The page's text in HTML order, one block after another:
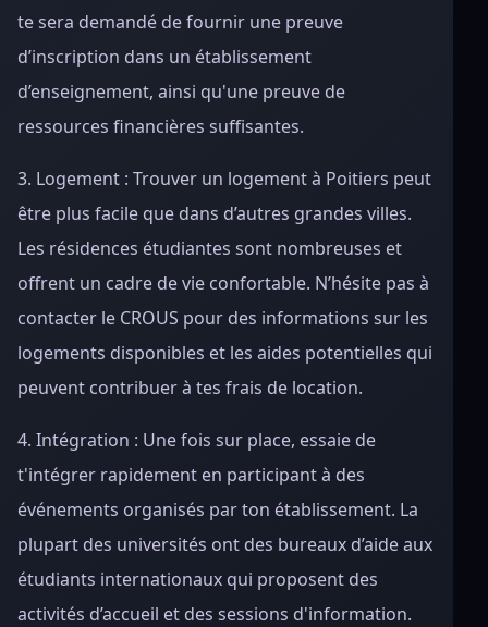
te sera demandé de fournir une preuve
d’inscription dans un établissement
d’enseignement, ainsi qu'une preuve de
ressources financières suffisantes.
3. Logement : Trouver un logement à Poitiers peut
être plus facile que dans d’autres grandes villes.
Les résidences étudiantes sont nombreuses et
offrent un cadre de vie confortable. N’hésite pas à
contacter le CROUS pour des informations sur les
logements disponibles et les aides potentielles qui
peuvent contribuer à tes frais de location.
4. Intégration : Une fois sur place, essaie de
t'intégrer rapidement en participant à des
événements organisés par ton établissement. La
plupart des universités ont des bureaux d’aide aux
étudiants internationaux qui proposent des
activités d’accueil et des sessions d'information.